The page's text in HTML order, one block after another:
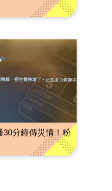
30分鐘傳災情！粉